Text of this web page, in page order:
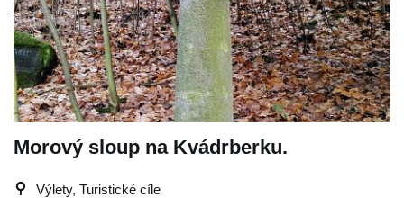
Morový sloup na Kvádrberku.
Výlety, Turistické cíle